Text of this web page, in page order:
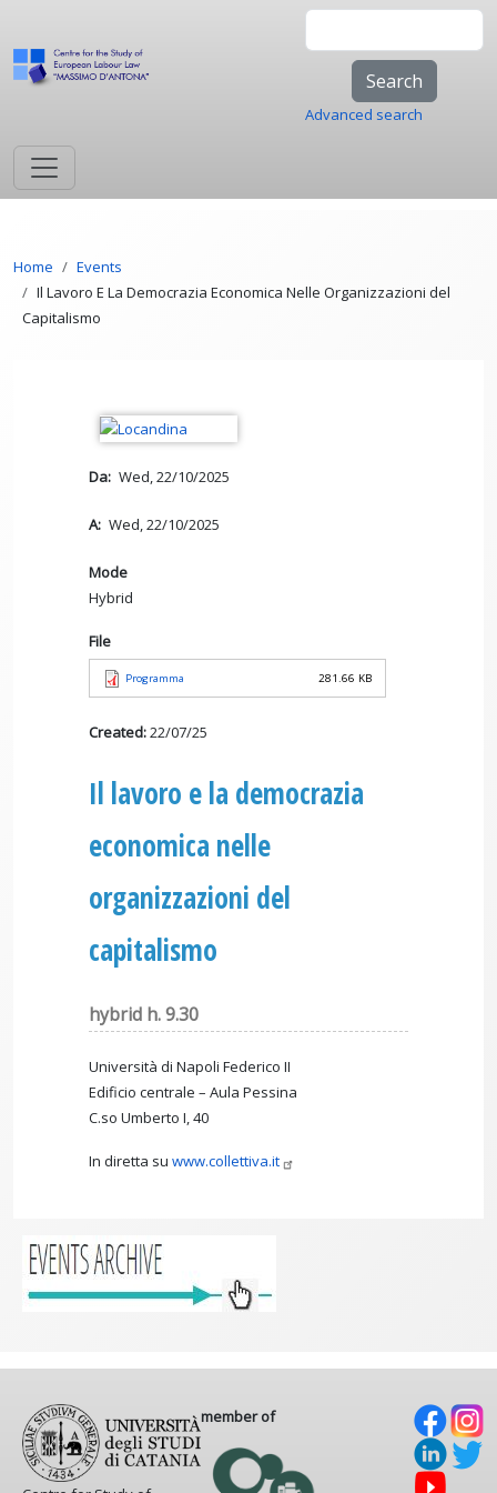
Advanced search
Breadcrumb
Home
Events
Il Lavoro E La Democrazia Economica Nelle Organizzazioni del
Capitalismo
Da Wed, 22/10/2025
A Wed, 22/10/2025
Mode
Hybrid
File
Programma 281.66 KB
Created:22/07/25
Il lavoro e la democrazia
economica nelle
organizzazioni del
capitalismo
hybrid h. 9.30
Università di Napoli Federico II
Edificio centrale – Aula Pessina
C.so Umberto I, 40
In diretta su www.collettiva.it
member of